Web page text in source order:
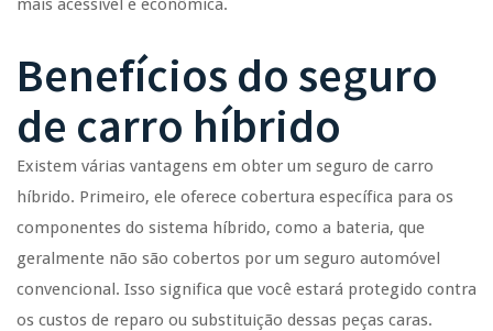
mais acessível e econômica.
Benefícios do seguro
de carro híbrido
Existem várias vantagens em obter um seguro de carro
híbrido. Primeiro, ele oferece cobertura específica para os
componentes do sistema híbrido, como a bateria, que
geralmente não são cobertos por um seguro automóvel
convencional. Isso significa que você estará protegido contra
os custos de reparo ou substituição dessas peças caras.